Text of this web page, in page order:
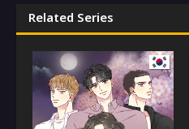
Related Series